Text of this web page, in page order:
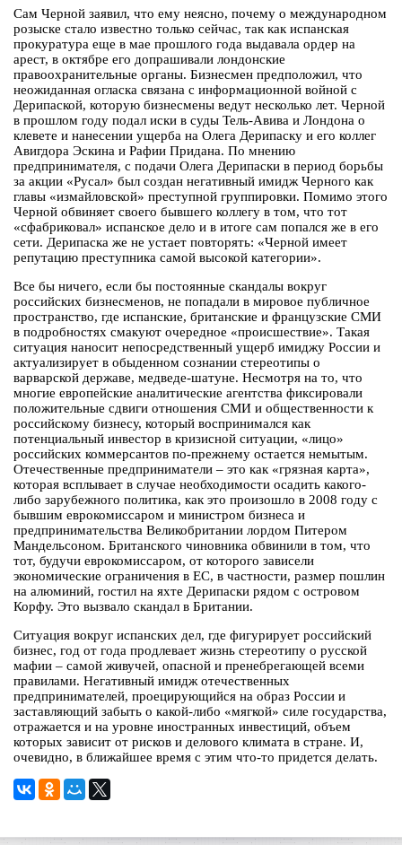
Сам Черной заявил, что ему неясно, почему о международном
розыске стало известно только сейчас, так как испанская
прокуратура еще в мае прошлого года выдавала ордер на
арест, в октябре его допрашивали лондонские
правоохранительные органы. Бизнесмен предположил, что
неожиданная огласка связана с информационной войной с
Дерипаской, которую бизнесмены ведут несколько лет. Черной
в прошлом году подал иски в суды Тель-Авива и Лондона о
клевете и нанесении ущерба на Олега Дерипаску и его коллег
Авигдора Эскина и Рафии Придана. По мнению
предпринимателя, с подачи Олега Дерипаски в период борьбы
за акции «Русал» был создан негативный имидж Черного как
главы «измайловской» преступной группировки. Помимо этого
Черной обвиняет своего бывшего коллегу в том, что тот
«сфабриковал» испанское дело и в итоге сам попался же в его
сети. Дерипаска же не устает повторять: «Черной имеет
репутацию преступника самой высокой категории».
Все бы ничего, если бы постоянные скандалы вокруг
российских бизнесменов, не попадали в мировое публичное
пространство, где испанские, британские и французские СМИ
в подробностях смакуют очередное «происшествие». Такая
ситуация наносит непосредственный ущерб имиджу России и
актуализирует в обыденном сознании стереотипы о
варварской державе, медведе-шатуне. Несмотря на то, что
многие европейские аналитические агентства фиксировали
положительные сдвиги отношения СМИ и общественности к
российскому бизнесу, который воспринимался как
потенциальный инвестор в кризисной ситуации, «лицо»
российских коммерсантов по-прежнему остается немытым.
Отечественные предприниматели – это как «грязная карта»,
которая всплывает в случае необходимости осадить какого-
либо зарубежного политика, как это произошло в 2008 году с
бывшим еврокомиссаром и министром бизнеса и
предпринимательства Великобритании лордом Питером
Мандельсоном. Британского чиновника обвинили в том, что
тот, будучи еврокомиссаром, от которого зависели
экономические ограничения в ЕС, в частности, размер пошлин
на алюминий, гостил на яхте Дерипаски рядом с островом
Корфу. Это вызвало скандал в Британии.
Ситуация вокруг испанских дел, где фигурирует российский
бизнес, год от года продлевает жизнь стереотипу о русской
мафии – самой живучей, опасной и пренебрегающей всеми
правилами. Негативный имидж отечественных
предпринимателей, проецирующийся на образ России и
заставляющий забыть о какой-либо «мягкой» силе государства,
отражается и на уровне иностранных инвестиций, объем
которых зависит от рисков и делового климата в стране. И,
очевидно, в ближайшее время с этим что-то придется делать.